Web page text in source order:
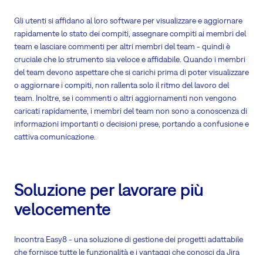
Gli utenti si affidano al loro software per visualizzare e aggiornare
rapidamente lo stato dei compiti, assegnare compiti ai membri del
team e lasciare commenti per altri membri del team - quindi è
cruciale che lo strumento sia veloce e affidabile. Quando i membri
del team devono aspettare che si carichi prima di poter visualizzare
o aggiornare i compiti, non rallenta solo il ritmo del lavoro del
team. Inoltre, se i commenti o altri aggiornamenti non vengono
caricati rapidamente, i membri del team non sono a conoscenza di
informazioni importanti o decisioni prese, portando a confusione e
cattiva comunicazione.
Soluzione per lavorare più
velocemente
Incontra Easy8 - una soluzione di gestione dei progetti adattabile
che fornisce tutte le funzionalità e i vantaggi che conosci da Jira